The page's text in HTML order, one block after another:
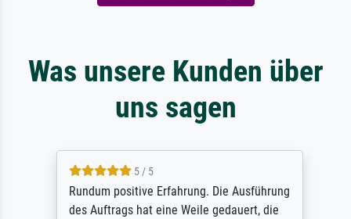
Was unsere Kunden über
uns sagen
5 / 5
Rundum positive Erfahrung. Die Ausführung
des Auftrags hat eine Weile gedauert, die